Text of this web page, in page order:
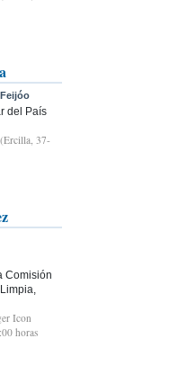
del País
37-
Comisión
Icon
horas